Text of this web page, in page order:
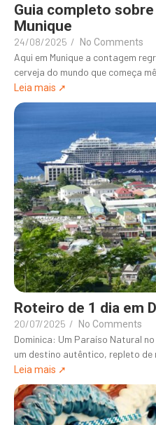
Guia completo
Munique
24/08/2025 / No Comments
Aqui em Munique a contagem
cerveja do mundo que começa
Leia mais ➚
Roteiro de 1 dia em
20/07/2025 / No Comments
Dominica: Um Paraíso Natural
um destino autêntico, repleto
Leia mais ➚